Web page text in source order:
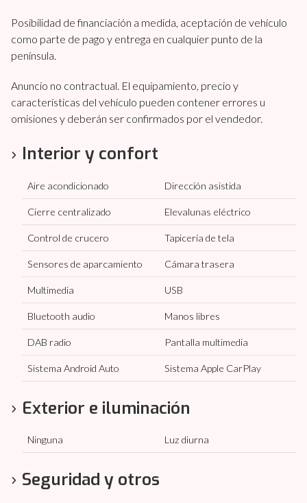
Posibilidad de financiación a medida, aceptación de vehículo
como parte de pago y entrega en cualquier punto de la
península.
Anuncio no contractual. El equipamiento, precio y
características del vehículo pueden contener errores u
omisiones y deberán ser confirmados por el vendedor.
Interior y confort
Aire acondicionado Dirección asistida
Cierre centralizado Elevalunas eléctrico
Control de crucero Tapicería de tela
Sensores de aparcamiento Cámara trasera
Multimedia USB
Bluetooth audio Manos libres
DAB radio Pantalla multimedia
Sistema Android Auto Sistema Apple CarPlay
Exterior e iluminación
Ninguna Luz diurna
Seguridad y otros